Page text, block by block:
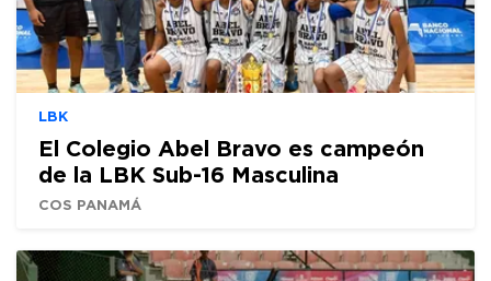
LBK
El Colegio Abel Bravo es campeón
de la LBK Sub-16 Masculina
COS PANAMÁ